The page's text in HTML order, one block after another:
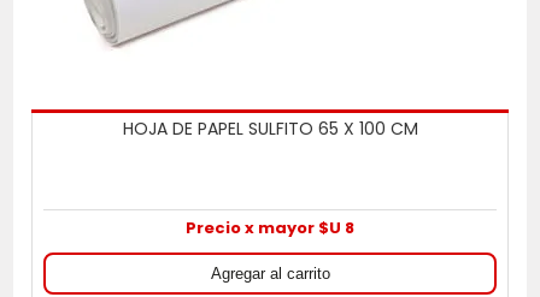
HOJA DE PAPEL SULFITO 65 X 100 CM
Precio x mayor $U 8